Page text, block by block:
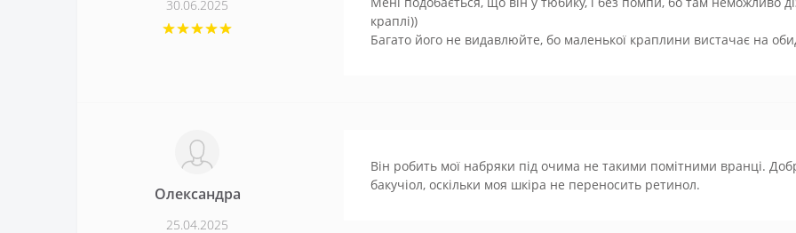
30.06.2025
краплі))
Багато його не видавлюйте, бо маленької краплини вистачає на
Олександра
25.04.2025
Він робить мої набряки під очима не такими помітними вранці.
бакучіол, оскільки моя шкіра не переносить ретинол.